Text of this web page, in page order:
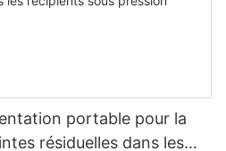
portable pour la
résiduelles dans les